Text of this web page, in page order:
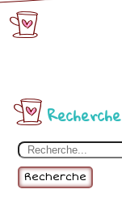
Recherche
Recherche